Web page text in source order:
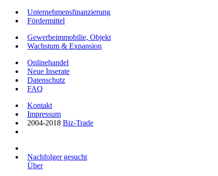
Unternehmensfinanzierung
Fördermittel
Gewerbeimmobilie, Objekt
Wachstum & Expansion
Onlinehandel
Neue Inserate
Datenschutz
FAQ
Kontakt
Impressum
2004-2018 Biz-Trade
Nachfolger gesucht
Über